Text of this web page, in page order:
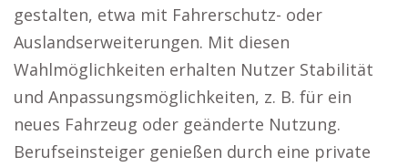
gestalten, etwa mit Fahrerschutz- oder
Auslandserweiterungen. Mit diesen
Wahlmöglichkeiten erhalten Nutzer Stabilität
und Anpassungsmöglichkeiten, z. B. für ein
neues Fahrzeug oder geänderte Nutzung.
Berufseinsteiger genießen durch eine private